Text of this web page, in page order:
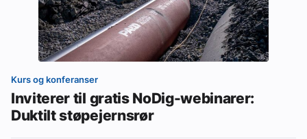
Kurs og konferanser
Inviterer til gratis NoDig-webinarer:
Duktilt støpejernsrør